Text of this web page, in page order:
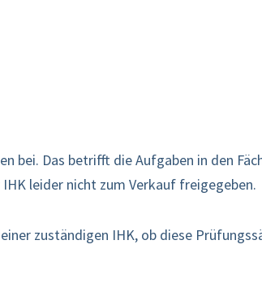
bei. Das betrifft die Aufgaben in den
leider nicht zum Verkauf freigegeben.
zuständigen IHK, ob diese